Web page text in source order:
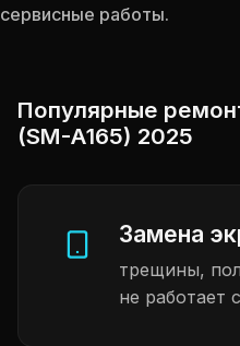
сервисные работы.
Популярные
(SM-A165) 2025
Замена
трещины,
не работает